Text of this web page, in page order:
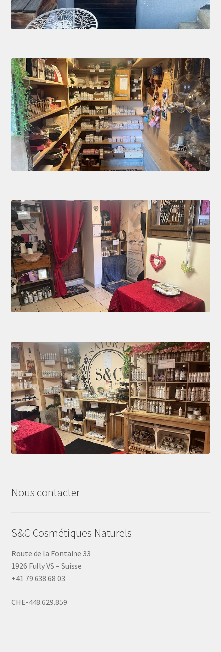
Nous contacter
S&C Cosmétiques Naturels
Route de la Fontaine 33
1926 Fully VS – Suisse
+41 79 638 68 03
CHE-448.629.859